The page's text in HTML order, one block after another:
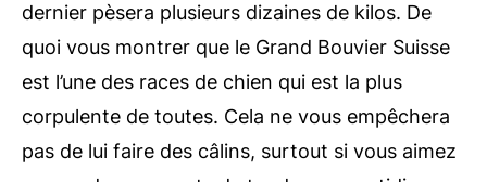
dernier pèsera plusieurs dizaines de kilos. De
quoi vous montrer que le Grand Bouvier Suisse
est l’une des races de chien qui est la plus
corpulente de toutes. Cela ne vous empêchera
pas de lui faire des câlins, surtout si vous aimez